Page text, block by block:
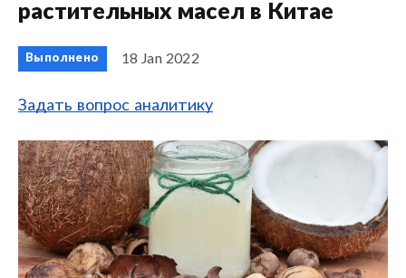
растительных масел в Китае
Выполнено 18 Jan 2022
Задать вопрос аналитику